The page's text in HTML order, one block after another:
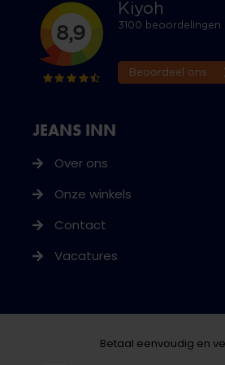
JEANS INN
Over ons
Onze winkels
Contact
Vacatures
Betaal eenvoudig en